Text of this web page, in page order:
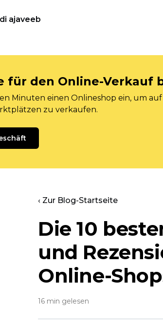
ajaveeb
für den Online-Verkauf
Minuten einen Onlineshop ein, um auf
zu verkaufen.
‹ Zur Blog-Startseite
Die 10
und
Online-
16 min gelesen